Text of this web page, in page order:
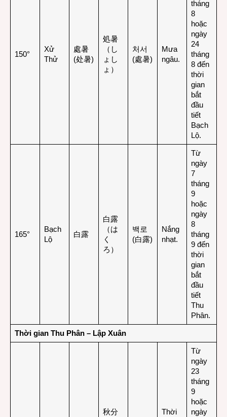
150°
Xử
Thử
處暑
(处暑)
処暑
（し
ょし
ょ）
처서
(處暑)
Mưa
ngâu.
tháng
8
hoặc
ngày
24
tháng
8 đến
thời
gian
bắt
đầu
tiết
Bạch
Lộ.
165°
Bạch
Lộ
白露
白露
（は
く
ろ）
백로
(白露)
Nắng
nhạt.
Từ
ngày
7
tháng
9
hoặc
ngày
8
tháng
9 đến
thời
gian
bắt
đầu
tiết
Thu
Phân.
Thời gian Thu Phân – Lập Xuân
秋分
Thời
Từ
ngày
23
tháng
9
hoặc
ngày